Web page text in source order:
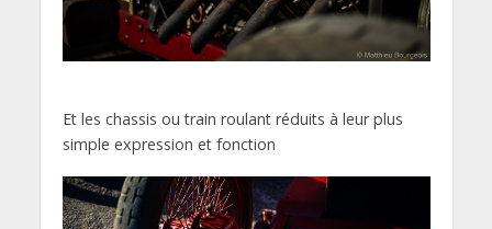
Et les chassis ou train roulant réduits à leur plus
simple expression et fonction